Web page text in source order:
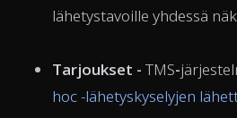
lähetystavoille yhdessä
Tarjoukset - TMS-
hoc -lähetyskyselyjen